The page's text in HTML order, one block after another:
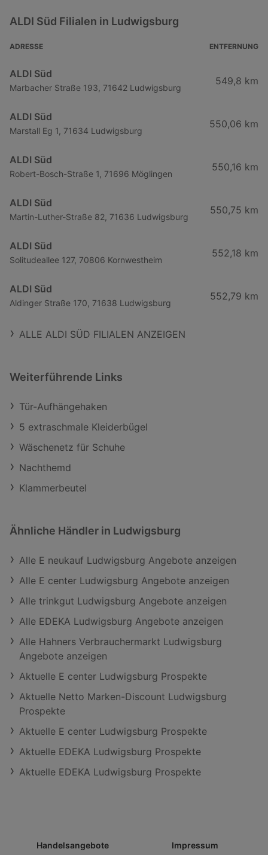
ALDI Süd Filialen in Ludwigsburg
ADRESSE ENTFERNUNG
ALDI Süd
Marbacher Straße 193, 71642 Ludwigsburg
549,8 km
ALDI Süd
Marstall Eg 1, 71634 Ludwigsburg
550,06 km
ALDI Süd
Robert-Bosch-Straße 1, 71696 Möglingen
550,16 km
ALDI Süd
Martin-Luther-Straße 82, 71636 Ludwigsburg
550,75 km
ALDI Süd
Solitudeallee 127, 70806 Kornwestheim
552,18 km
ALDI Süd
Aldinger Straße 170, 71638 Ludwigsburg
552,79 km
ALLE ALDI SÜD FILIALEN ANZEIGEN
Weiterführende Links
Tür-Aufhängehaken
5 extraschmale Kleiderbügel
Wäschenetz für Schuhe
Nachthemd
Klammerbeutel
Ähnliche Händler in Ludwigsburg
Alle E neukauf Ludwigsburg Angebote anzeigen
Alle E center Ludwigsburg Angebote anzeigen
Alle trinkgut Ludwigsburg Angebote anzeigen
Alle EDEKA Ludwigsburg Angebote anzeigen
Alle Hahners Verbrauchermarkt Ludwigsburg
Angebote anzeigen
Aktuelle E center Ludwigsburg Prospekte
Aktuelle Netto Marken-Discount Ludwigsburg
Prospekte
Aktuelle E center Ludwigsburg Prospekte
Aktuelle EDEKA Ludwigsburg Prospekte
Aktuelle EDEKA Ludwigsburg Prospekte
Handelsangebote Impressum